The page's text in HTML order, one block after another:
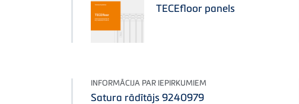
TECEfloor panels
INFORMĀCIJA PAR IEPIRKUMIEM
Satura rādītājs 9240979